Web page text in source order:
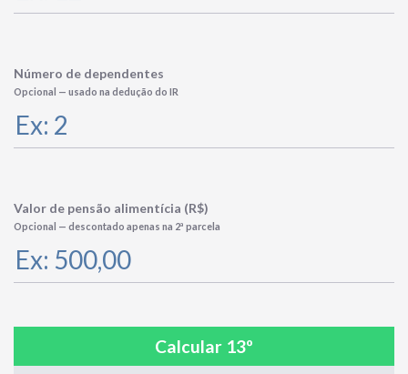
Número de dependentes
Opcional — usado na dedução do IR
Valor de pensão alimentícia (R$)
Opcional — descontado apenas na 2ª parcela
Calcular 13º